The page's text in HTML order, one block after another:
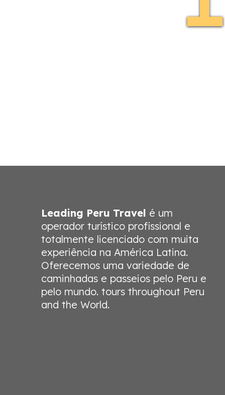
Leading Peru Travel é um
operador turístico profissional e
totalmente licenciado com muita
experiência na América Latina.
Oferecemos uma variedade de
caminhadas e passeios pelo Peru e
pelo mundo. tours throughout Peru
and the World.